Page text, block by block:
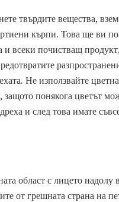
твърдите вещества,
кърпи. Това ще ви
и всеки почистващ
Не използвайте
защото понякога цветът
и след това имате
област с лицето надолу
от грешната страна на